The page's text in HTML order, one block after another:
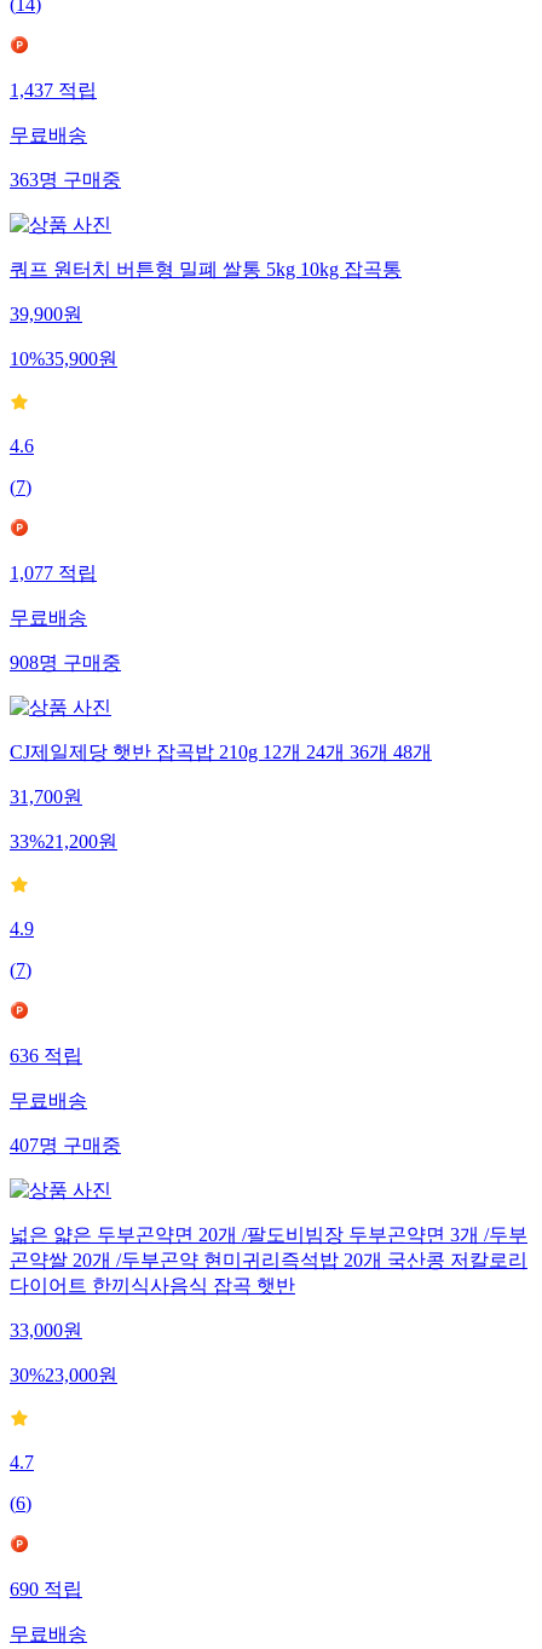
(14)
1,437적립
무료배송
363명구매중
쿼프 원터치 버튼형 밀폐 쌀통 5kg 10kg 잡곡통
39,900원
10%35,900원
4.6
(7)
1,077적립
무료배송
908명구매중
CJ제일제당 햇반 잡곡밥 210g 12개 24개 36개 48개
31,700원
33%21,200원
4.9
(7)
636적립
무료배송
407명구매중
넓은 얇은 두부곤약면 20개 /팔도비빔장 두부곤약면 3개 /두부
곤약쌀 20개 /두부곤약 현미귀리즉석밥 20개 국산콩 저칼로리
다이어트 한끼식사음식 잡곡 햇반
33,000원
30%23,000원
4.7
(6)
690적립
무료배송